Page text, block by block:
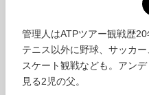
管理人はATPツアー観戦歴20
テニス以外に野球、サッカ
スケート観戦なども。アン
見る2児の父。